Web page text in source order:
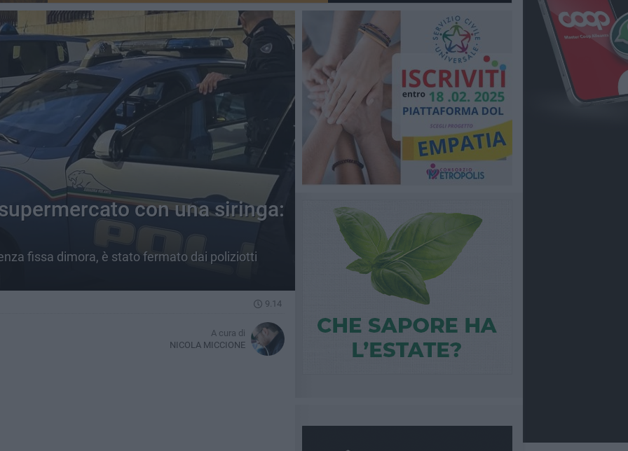
con una siringa:
fissa dimora, è stato fermato dai poliziotti
9.14
A cura di
NICOLA MICCIONE